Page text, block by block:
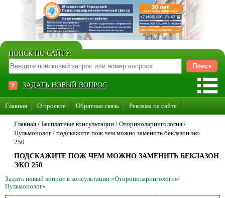
ПОИСК ПО САЙТУ:
ЗАДАТЬ НОВЫЙ ВОПРОС
Главная О проекте Обратная связь Реклама на сайте
Стать консультантом нашего сайта
Суперакция «Каждому врачу свой сайт»
Главная / Бесплатные консультации / Оториноларингология /
Пульмонолог / подскажите пож чем можно заменить беклазон эко
250
ПОДСКАЖИТЕ ПОЖ ЧЕМ МОЖНО ЗАМЕНИТЬ БЕКЛАЗОН
ЭКО 250
Задать новый вопрос в консультации «Оториноларингология/
Пульмонолог»